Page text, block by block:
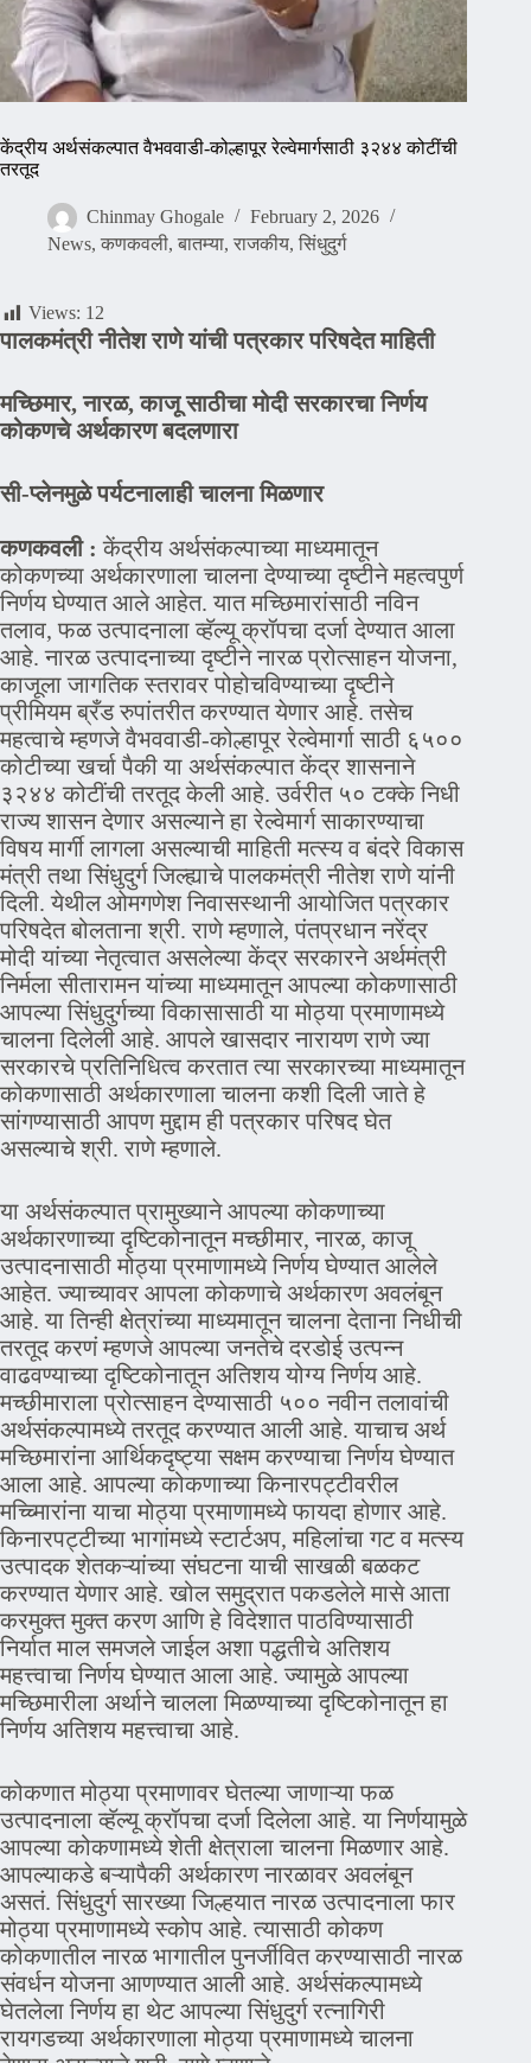
केंद्रीय अर्थसंकल्पात वैभववाडी-कोल्हापूर रेल्वेमार्गसाठी ३२४४ कोटींची
तरतूद
Chinmay Ghogale
February 2, 2026
News, कणकवली, बातम्या, राजकीय, सिंधुदुर्ग
Views: 12
पालकमंत्री नीतेश राणे यांची पत्रकार परिषदेत माहिती
मच्छिमार, नारळ, काजू साठीचा मोदी सरकारचा निर्णय
कोकणचे अर्थकारण बदलणारा
सी-प्लेनमुळे पर्यटनालाही चालना मिळणार
कणकवली : केंद्रीय अर्थसंकल्पाच्या माध्यमातून
कोकणच्या अर्थकारणाला चालना देण्याच्या दृष्टीने महत्वपुर्ण
निर्णय घेण्यात आले आहेत. यात मच्छिमारांसाठी नविन
तलाव, फळ उत्पादनाला व्हॅल्यू क्रॉपचा दर्जा देण्यात आला
आहे. नारळ उत्पादनाच्या दृष्टीने नारळ प्रोत्साहन योजना,
काजूला जागतिक स्तरावर पोहोचविण्याच्या दृष्टीने
प्रीमियम ब्रँड रुपांतरीत करण्यात येणार आहे. तसेच
महत्वाचे म्हणजे वैभववाडी-कोल्हापूर रेल्वेमार्गा साठी ६५००
कोटीच्या खर्चा पैकी या अर्थसंकल्पात केंद्र शासनाने
३२४४ कोटींची तरतूद केली आहे. उर्वरीत ५० टक्के निधी
राज्य शासन देणार असल्याने हा रेल्वेमार्ग साकारण्याचा
विषय मार्गी लागला असल्याची माहिती मत्स्य व बंदरे विकास
मंत्री तथा सिंधुदुर्ग जिल्ह्याचे पालकमंत्री नीतेश राणे यांनी
दिली. येथील ओमगणेश निवासस्थानी आयोजित पत्रकार
परिषदेत बोलताना श्री. राणे म्हणाले, पंतप्रधान नरेंद्र
मोदी यांच्या नेतृत्वात असलेल्या केंद्र सरकारने अर्थमंत्री
निर्मला सीतारामन यांच्या माध्यमातून आपल्या कोकणासाठी
आपल्या सिंधुदुर्गच्या विकासासाठी या मोठ्या प्रमाणामध्ये
चालना दिलेली आहे. आपले खासदार नारायण राणे ज्या
सरकारचे प्रतिनिधित्व करतात त्या सरकारच्या माध्यमातून
कोकणासाठी अर्थकारणाला चालना कशी दिली जाते हे
सांगण्यासाठी आपण मुद्दाम ही पत्रकार परिषद घेत
असल्याचे श्री. राणे म्हणाले.
या अर्थसंकल्पात प्रामुख्याने आपल्या कोकणाच्या
अर्थकारणाच्या दृष्टिकोनातून मच्छीमार, नारळ, काजू
उत्पादनासाठी मोठ्या प्रमाणामध्ये निर्णय घेण्यात आलेले
आहेत. ज्याच्यावर आपला कोकणाचे अर्थकारण अवलंबून
आहे. या तिन्ही क्षेत्रांच्या माध्यमातून चालना देताना निधीची
तरतूद करणं म्हणजे आपल्या जनतेचे दरडोई उत्पन्न
वाढवण्याच्या दृष्टिकोनातून अतिशय योग्य निर्णय आहे.
मच्छीमाराला प्रोत्साहन देण्यासाठी ५०० नवीन तलावांची
अर्थसंकल्पामध्ये तरतूद करण्यात आली आहे. याचाच अर्थ
मच्छिमारांना आर्थिकदृष्ट्या सक्षम करण्याचा निर्णय घेण्यात
आला आहे. आपल्या कोकणाच्या किनारपट्टीवरील
मच्च्मिारांना याचा मोठ्या प्रमाणामध्ये फायदा होणार आहे.
किनारपट्टीच्या भागांमध्ये स्टार्टअप, महिलांचा गट व मत्स्य
उत्पादक शेतकऱ्यांच्या संघटना याची साखळी बळकट
करण्यात येणार आहे. खोल समुद्रात पकडलेले मासे आता
करमुक्त मुक्त करण आणि हे विदेशात पाठविण्यासाठी
निर्यात माल समजले जाईल अशा पद्धतीचे अतिशय
महत्त्वाचा निर्णय घेण्यात आला आहे. ज्यामुळे आपल्या
मच्छिमारीला अर्थाने चालला मिळण्याच्या दृष्टिकोनातून हा
निर्णय अतिशय महत्त्वाचा आहे.
कोकणात मोठ्या प्रमाणावर घेतल्या जाणाऱ्या फळ
उत्पादनाला व्हॅल्यू क्रॉपचा दर्जा दिलेला आहे. या निर्णयामुळे
आपल्या कोकणामध्ये शेती क्षेत्राला चालना मिळणार आहे.
आपल्याकडे बऱ्यापैकी अर्थकारण नारळावर अवलंबून
असतं. सिंधुदुर्ग सारख्या जिल्हयात नारळ उत्पादनाला फार
मोठ्या प्रमाणामध्ये स्कोप आहे. त्यासाठी कोकण
कोकणातील नारळ भागातील पुनर्जीवित करण्यासाठी नारळ
संवर्धन योजना आणण्यात आली आहे. अर्थसंकल्पामध्ये
घेतलेला निर्णय हा थेट आपल्या सिंधुदुर्ग रत्नागिरी
रायगडच्या अर्थकारणाला मोठ्या प्रमाणामध्ये चालना